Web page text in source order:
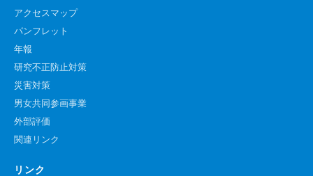
アクセスマップ
パンフレット
年報
研究不正防止対策
災害対策
男女共同参画事業
外部評価
関連リンク
リンク